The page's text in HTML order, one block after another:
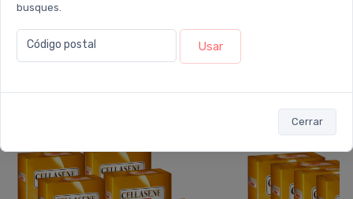
busques.
Código postal Usar
Cerrar
También te recomendamos...